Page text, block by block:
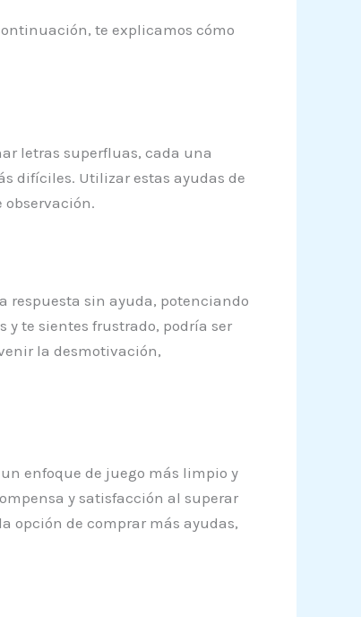
te explicamos cómo
letras superfluas, cada una
difíciles. Utilizar estas ayudas de
respuesta sin ayuda, potenciando
te sientes frustrado, podría ser
la desmotivación,
enfoque de juego más limpio y
y satisfacción al superar
opción de comprar más ayudas,